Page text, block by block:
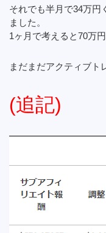
それでも半月で34万円
ました。
1ヶ月で考えると70万
まだまだアクティブト
(追記)